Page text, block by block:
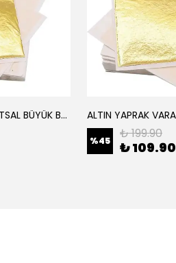
ALTIN YAPRAK VARAK SANATSAL BÜYÜK BOY FOLYO EPOKSİ REÇİNE NAİL ART 16 ADET 14X14 CM ALTIN RENK
%45 ₺ 199.90
₺ 109.90